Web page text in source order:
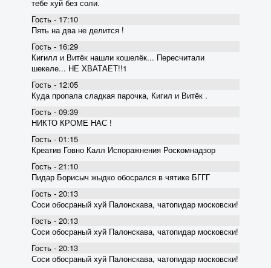
тебе хуй без соли.
Гость - 17:10
Пять на два не делится !
Гость - 16:29
Кигилл и Витёк нашли кошелёк... Пересчитали
шекеле... НЕ ХВАТАЕТ!!1
Гость - 12:05
Куда пропала сладкая парочка, Кигил и Витёк .
Гость - 09:39
НИКТО КРОМЕ НАС !
Гость - 01:15
Креатив Говно Калл Испоражнения Роскомнадзор
Гость - 21:10
Пидар Борисыч жыдко обосрался в чятике БГГГ
Гость - 20:13
Соси обосраный хуй Палонскава, чатопидар московски!
Гость - 20:13
Соси обосраный хуй Палонскава, чатопидар московски!
Гость - 20:13
Соси обосраный хуй Палонскава, чатопидар московски!